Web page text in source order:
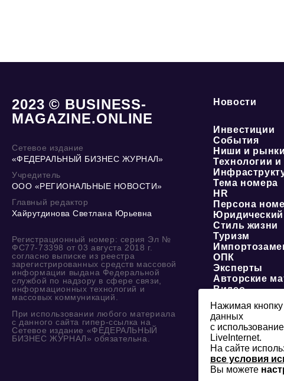
2023 © BUSINESS-
MAGAZINE.ONLINE
Сетевое издание
«ФЕДЕРАЛЬНЫЙ БИЗНЕС ЖУРНАЛ»
Учредитель
ООО «РЕГИОНАЛЬНЫЕ НОВОСТИ»
Главный редактор
Хайрутдинова Светлана Юрьевна
Регистрационный номер: серия Эл №
ФС77-73398 от 03 августа 2018 г.
согласно выписке из реестра
зарегистрированных средств массовой
информации выдана Федеральной
службой по надзору в сфере связи,
информационных технологий и
массовых коммуникаций.
При использовании любого материала
с данного сайта гипер-ссылка на
Сетевое издание «ФЕДЕРАЛЬНЫЙ
БИЗНЕС ЖУРНАЛ» обязательна.
Новости
Инвестиции
События
Ниши и рынки
Технологии
Тема номера
HR
Персона
Юридический
Стиль жизни
Туризм
ОПК
Эксперты
Авторские
Видео
Нажимая
данных
с
LiveInternet.
На сайте
все условия
Вы можете